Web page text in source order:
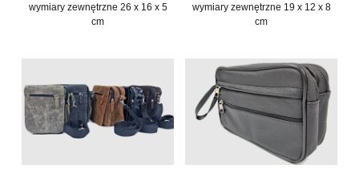
wymiary zewnętrzne 26 x 16 x 5
cm
wymiary zewnętrzne 19 x 12 x 8
cm